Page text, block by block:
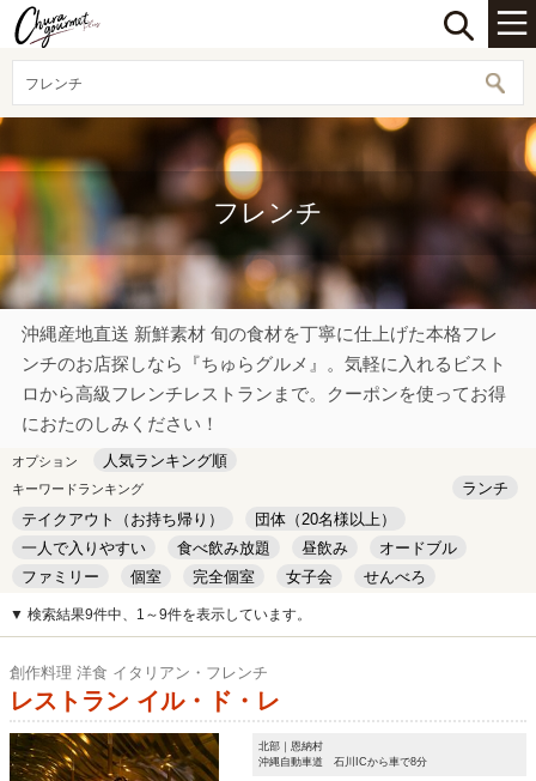
フレンチ
フレンチ
沖縄産地直送 新鮮素材 旬の食材を丁寧に仕上げた本格フレ
ンチのお店探しなら『ちゅらグルメ』。気軽に入れるビスト
ロから高級フレンチレストランまで。クーポンを使ってお得
におたのしみください！
オプション 人気ランキング順
キーワードランキング
ランチ
テイクアウト（お持ち帰り）
団体（20名様以上）
一人で入りやすい
食べ飲み放題 昼飲み
オードブル
ファミリー
個室 完全個室 女子会
せんべろ
キッズルーム
安い デート
▼ 検索結果9件中、1～9件を表示しています。
創作料理 洋食 イタリアン・フレンチ
レストラン イル・ド・レ
北部｜恩納村
沖縄自動車道 石川ICから車で8分